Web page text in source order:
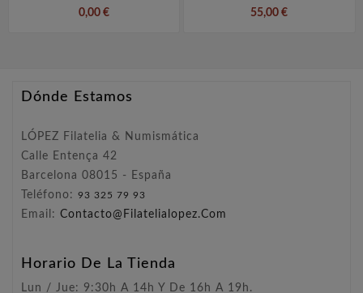
0,00 €
55,00 €
Dónde Estamos
LÓPEZ Filatelia & Numismática
Calle Entença 42
Barcelona 08015 - España
Teléfono: 93 325 79 93
Email: Contacto@filatelialopez.com
Horario De La Tienda
Lun / Jue: 9:30h A 14h Y De 16h A 19h.